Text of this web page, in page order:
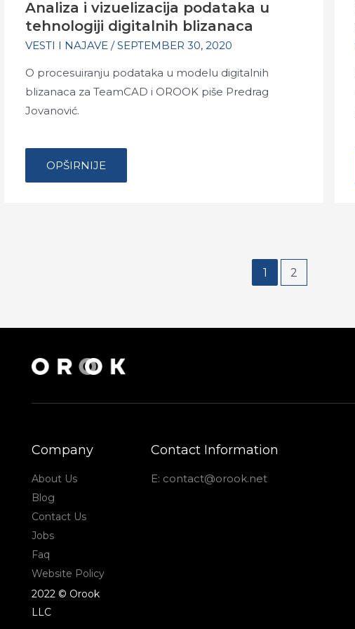
Analiza i vizuelizacija podataka u
tehnologiji digitalnih blizanaca
VESTI I NAJAVE /SEPTEMBER 30, 2020
O procesuiranju podataka u modelu digitalnih
blizanaca za TeamCAD i OROOK piše Predrag
Jovanović.
…
ANALIZA
I
VIZUELIZACIJA
OPŠIRNIJE
1 2
Company
About Us
Blog
Contact Us
Jobs
Faq
Website Policy
2022 © Orook
LLC
Contact Information
E: contact@orook.net